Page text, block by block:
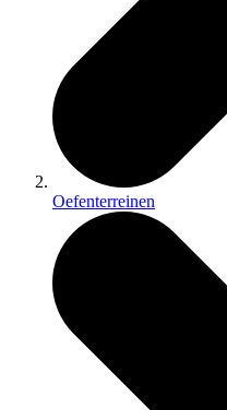
Oefenterreinen